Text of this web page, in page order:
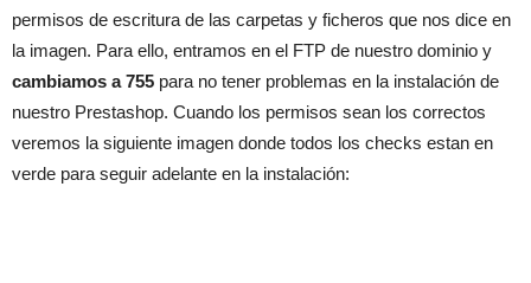
permisos de escritura de las carpetas y ficheros que nos dice en
la imagen. Para ello, entramos en el FTP de nuestro dominio y
cambiamos a 755 para no tener problemas en la instalación de
nuestro Prestashop. Cuando los permisos sean los correctos
veremos la siguiente imagen donde todos los checks estan en
verde para seguir adelante en la instalación: